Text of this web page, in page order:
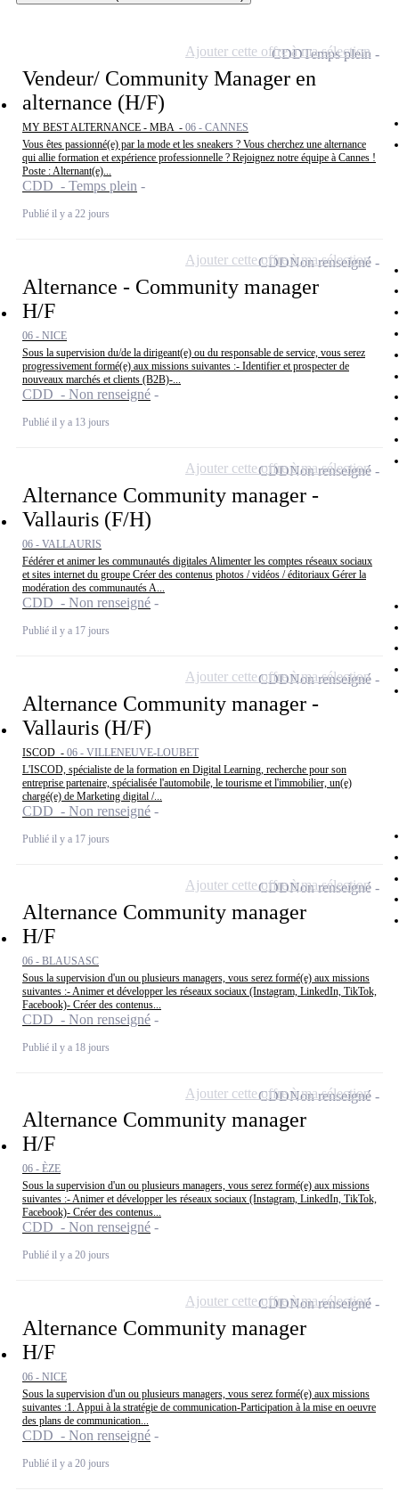
Vendeur/ Community Manager en
alternance (H/F)
MY BEST ALTERNANCE - MBA - 06 - CANNES
Vous êtes passionné(e) par la mode et les sneakers ? Vous cherchez une alternance
qui allie formation et expérience professionnelle ? Rejoignez notre équipe à Cannes !
Poste : Alternant(e)...
CDD - Temps plein
Publié il y a 22 jours
CDDTemps plein
Ajouter cette offre à ma sélection
Alternance - Community manager
H/F
06 - NICE
Sous la supervision du/de la dirigeant(e) ou du responsable de service, vous serez
progressivement formé(e) aux missions suivantes :- Identifier et prospecter de
nouveaux marchés et clients (B2B)-...
CDD - Non renseigné
Publié il y a 13 jours
CDDNon renseigné
Ajouter cette offre à ma sélection
Alternance Community manager -
Vallauris (F/H)
06 - VALLAURIS
Fédérer et animer les communautés digitales Alimenter les comptes réseaux sociaux
et sites internet du groupe Créer des contenus photos / vidéos / éditoriaux Gérer la
modération des communautés A...
CDD - Non renseigné
Publié il y a 17 jours
CDDNon renseigné
Ajouter cette offre à ma sélection
Alternance Community manager -
Vallauris (H/F)
ISCOD - 06 - VILLENEUVE-LOUBET
L'ISCOD, spécialiste de la formation en Digital Learning, recherche pour son
entreprise partenaire, spécialisée l'automobile, le tourisme et l'immobilier, un(e)
chargé(e) de Marketing digital /...
CDD - Non renseigné
Publié il y a 17 jours
CDDNon renseigné
Ajouter cette offre à ma sélection
Alternance Community manager
H/F
06 - BLAUSASC
Sous la supervision d'un ou plusieurs managers, vous serez formé(e) aux missions
suivantes :- Animer et développer les réseaux sociaux (Instagram, LinkedIn, TikTok,
Facebook)- Créer des contenus...
CDD - Non renseigné
Publié il y a 18 jours
CDDNon renseigné
Ajouter cette offre à ma sélection
Alternance Community manager
H/F
06 - ÈZE
Sous la supervision d'un ou plusieurs managers, vous serez formé(e) aux missions
suivantes :- Animer et développer les réseaux sociaux (Instagram, LinkedIn, TikTok,
Facebook)- Créer des contenus...
CDD - Non renseigné
Publié il y a 20 jours
CDDNon renseigné
Ajouter cette offre à ma sélection
Alternance Community manager
H/F
06 - NICE
Sous la supervision d'un ou plusieurs managers, vous serez formé(e) aux missions
suivantes :1. Appui à la stratégie de communication-Participation à la mise en oeuvre
des plans de communication...
CDD - Non renseigné
Publié il y a 20 jours
CDDNon renseigné
Ajouter cette offre à ma sélection